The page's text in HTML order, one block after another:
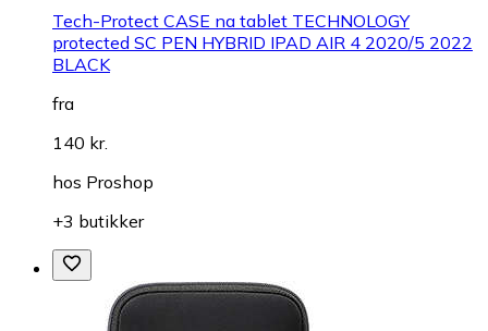
Tech-Protect CASE na tablet TECHNOLOGY
protected SC PEN HYBRID IPAD AIR 4 2020/5 2022
BLACK
fra
140 kr.
hos Proshop
+3 butikker